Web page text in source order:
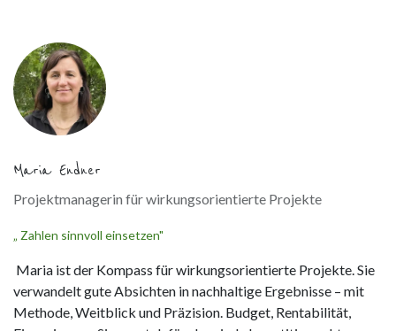
Maria Endner
Projektmanagerin für wirkungsorientierte Projekte
„ Zahlen sinnvoll einsetzen"
Maria ist der Kompass für wirkungsorientierte Projekte. Sie
verwandelt gute Absichten in nachhaltige Ergebnisse – mit
Methode, Weitblick und Präzision. Budget, Rentabilität,